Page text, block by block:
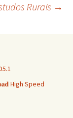
Rurais →
High Speed